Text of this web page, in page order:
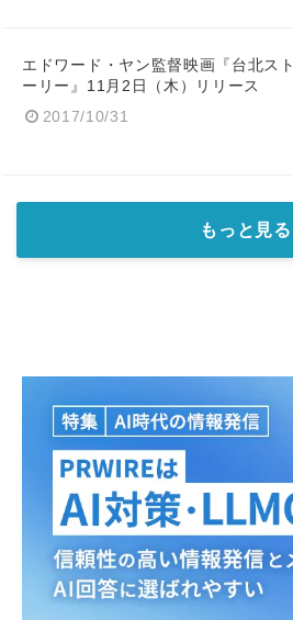
エドワード・ヤン監督映画『台北スト
ーリー』11月2日（木）リリース
2017/10/31
もっと見る